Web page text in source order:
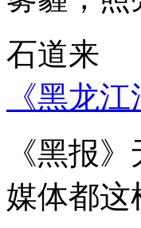
石道来
《黑龙
《黑报
媒体都这